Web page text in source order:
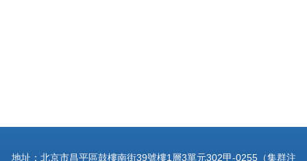
地址：北京市昌平區鼓樓南街39號樓1層3單元302甲-0255（集群注